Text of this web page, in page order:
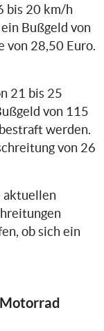
bis 20 km/h
Bußgeld von
von 28,50 Euro.
21 bis 25
von 115
werden.
von 26
aktuellen
ob sich ein